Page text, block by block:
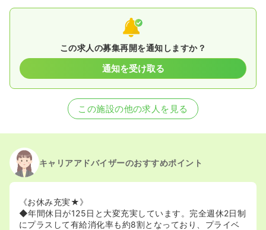
この求人の募集再開を通知しますか？
通知を受け取る
この施設の他の求人を見る
キャリアアドバイザーのおすすめポイント
《お休み充実★》
◆年間休日が125日と大変充実しています。完全週休2日制
にプラスして有給消化率も約8割となっており、プライベ